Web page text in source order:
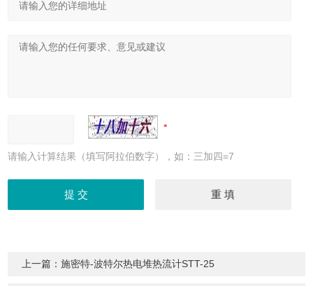
请输入计算结果（填写阿拉伯数字），如：三加四=7
上一篇：施密特-波特尔热电堆热流计STT-25